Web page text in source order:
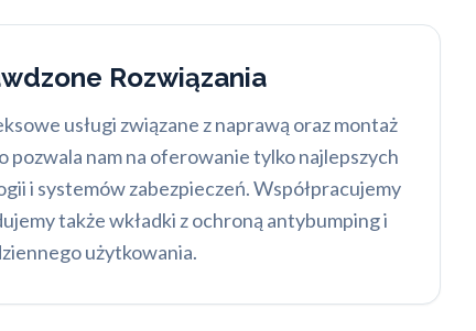
Rozwiązania
usługi związane z naprawą oraz montaż
nam na oferowanie tylko najlepszych
i systemów zabezpieczeń. Współpracujemy
także wkładki z ochroną antybumping i
użytkowania.